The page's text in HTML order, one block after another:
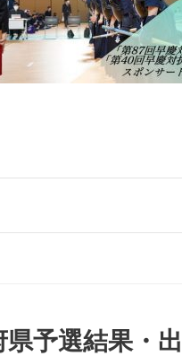
予選結果・